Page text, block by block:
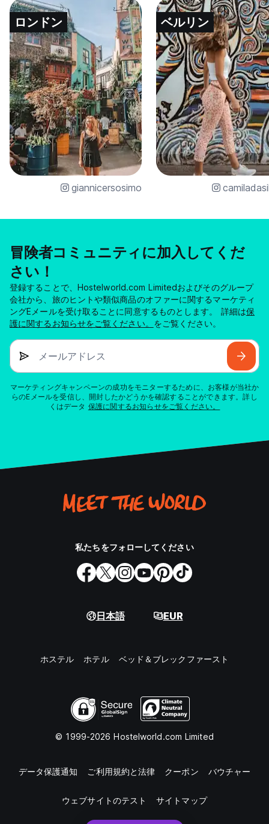
ロンドン
giannicersosimo
ベルリン
冒険者コミュニティに加入してくだ
さい！
登録することで、Hostelworld.com Limitedおよびそのグループ
会社から、旅のヒントや類似商品のオファーに関するマーケティ
ングEメールを受け取ることに同意するものとします。 詳細は保
護に関するお知らせをご覧ください。 をご覧ください。
メールアドレス
マーケティングキャンペーンの成功をモニターするために、お客様が当社か
らのEメールを受信し、開封したかどうかを確認することができます。詳し
くはデータ 保護に関するお知らせをご覧ください。
私たちをフォローしてください
日本語 EUR
ホステル ホテル ベッド＆ブレックファースト
© 1999-2026 Hostelworld.com Limited
データ保護通知 ご利用規約と法律 クーポン バウチャー
ウェブサイトのテスト サイトマップ